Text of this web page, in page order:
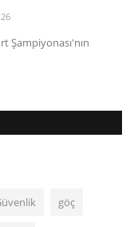
26
Şampiyonası'nın
göç